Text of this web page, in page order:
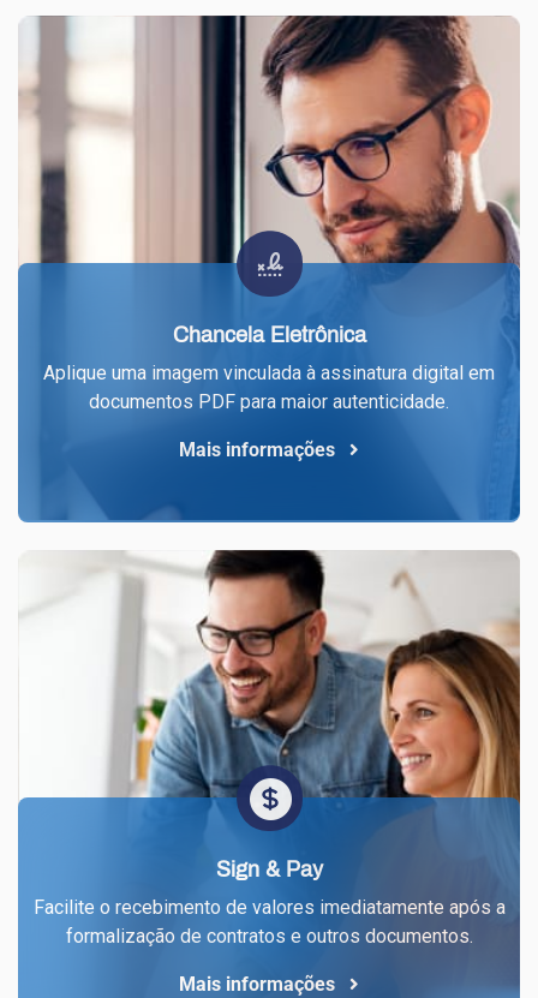
Chancela Eletrônica
Aplique uma imagem vinculada à assinatura digital em
documentos PDF para maior autenticidade.
Mais informações
Sign & Pay
Facilite o recebimento de valores imediatamente após a
formalização de contratos e outros documentos.
Mais informações